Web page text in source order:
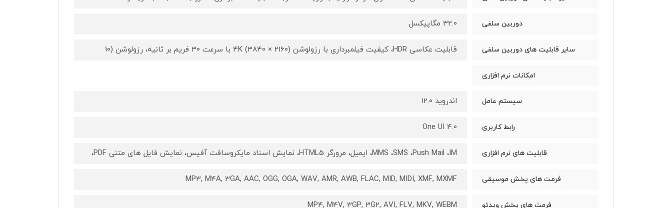
دوربین سلفی 32.0 مگاپیکسل
سایر قابلیت های دوربین سلفی قابلیت عکاسی HDR، کیفیت فیلمبرداری با رزولوشن (2160 × 3840) 4K با سرعت 30 فریم بر ثانیه، رزولوشن (10
امکانات نرم افزاری
سیستم عامل اندروید 12.0
رابط کاربری One UI 4.0
قابلیت های نرم افزاری MMS ،SMS ،Push Mail ،IM، ایمیل، مرورگر HTML5، نمایش اسناد مایکروسافت آفیس، نمایش فایل های متنی PDF،
فرمت های پخش موسیقی MP3, M4A, 3GA, AAC, OGG, OGA, WAV, AMR, AWB, FLAC, MID, MIDI, XMF, MXMF
فرمت های پخش ویدئو MP4, M4V, 3GP, 3G2, AVI, FLV, MKV, WEBM